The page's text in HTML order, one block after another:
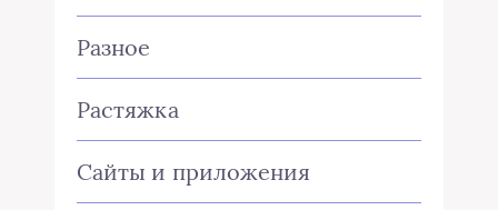
Разное
Растяжка
Сайты и приложения